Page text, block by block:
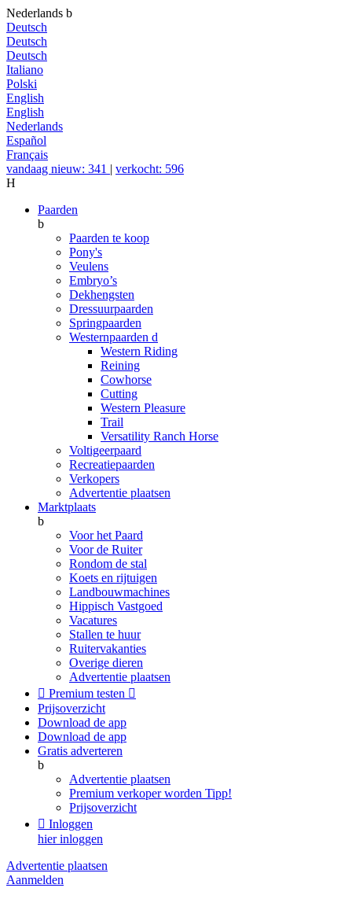
Nederlands b
Deutsch
Deutsch
Deutsch
Italiano
Polski
English
English
Nederlands
Español
Français
vandaag nieuw: 341 | verkocht: 596
H
Paarden
b
Paarden te koop
Pony's
Veulens
Embryo’s
Dekhengsten
Dressuurpaarden
Springpaarden
Westernpaarden d
Western Riding
Reining
Cowhorse
Cutting
Western Pleasure
Trail
Versatility Ranch Horse
Voltigeerpaard
Recreatiepaarden
Verkopers
Advertentie plaatsen
Marktplaats
b
Voor het Paard
Voor de Ruiter
Rondom de stal
Koets en rijtuigen
Landbouwmachines
Hippisch Vastgoed
Vacatures
Stallen te huur
Ruitervakanties
Overige dieren
Advertentie plaatsen
 Premium testen 
Prijsoverzicht
Download de app
Download de app
Gratis adverteren
b
Advertentie plaatsen
Premium verkoper worden Tipp!
Prijsoverzicht
 Inloggen
hier inloggen
Advertentie plaatsen
Aanmelden